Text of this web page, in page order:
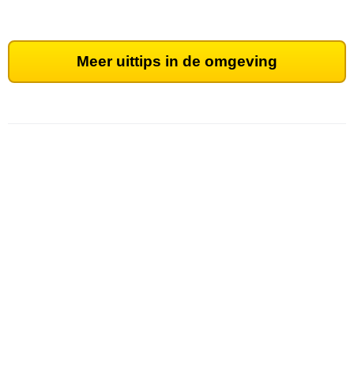
Meer uittips in de omgeving